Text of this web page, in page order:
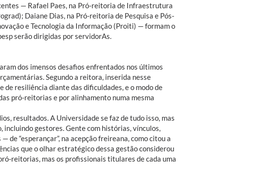
— Rafael Paes, na Pró-reitoria de Infraestrutura
Daiane Dias, na Pró-reitoria de Pesquisa e Pós-
e Tecnologia da Informação (Proiti) — formam o
serão dirigidas por servidorAs.
dos imensos desafios enfrentados nos últimos
Segundo a reitora, inserida nesse
de resiliência diante das dificuldades, e o modo de
pró-reitorias e por alinhamento numa mesma
resultados. A Universidade se faz de tudo isso, mas
incluindo gestores. Gente com histórias, vínculos,
de “esperançar”, na acepção freireana, como citou a
que o olhar estratégico dessa gestão considerou
reitorias, mas os profissionais titulares de cada uma